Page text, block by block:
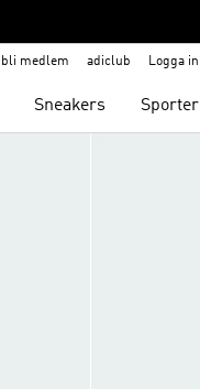
bli medlem adiclub Logga in
Sneakers Sporter